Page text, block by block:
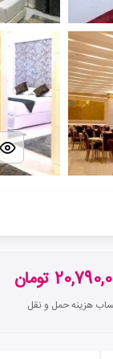
تومان
هزینه حمل و نقل